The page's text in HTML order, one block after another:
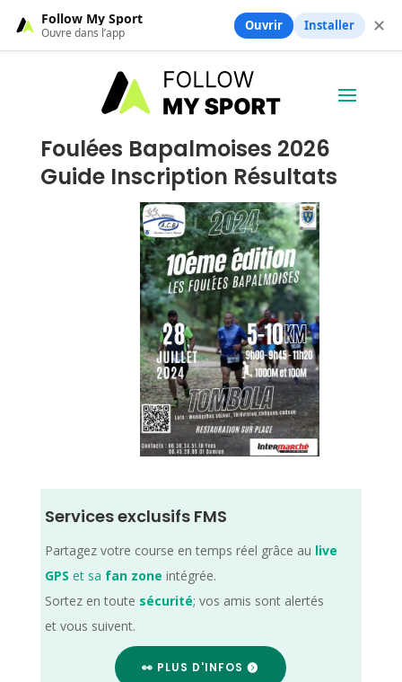
Foulées Bapalmoises 2026
Guide Inscription Résultats
Services exclusifs FMS
Partagez votre course en temps réel grâce au live
GPS et sa fan zone intégrée.
Sortez en toute sécurité; vos amis sont alertés
et vous suivent.
👀 PLUS D'INFOS
Follow My Sport
Ouvre dans l’app Ouvrir Installer ✕